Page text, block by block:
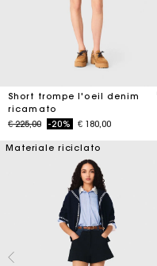
Short trompe l'oeil denim
ricamato
Price reduced from
€ 225,00to-20% € 180,00
Materiale riciclato